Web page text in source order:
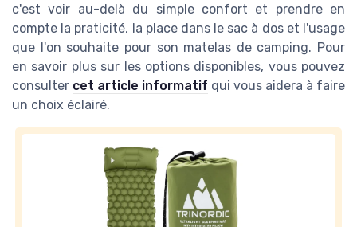
c'est voir au-delà du simple confort et prendre en
compte la praticité, la place dans le sac à dos et l'usage
que l'on souhaite pour son matelas de camping. Pour
en savoir plus sur les options disponibles, vous pouvez
consulter cet article informatif qui vous aidera à faire
un choix éclairé.